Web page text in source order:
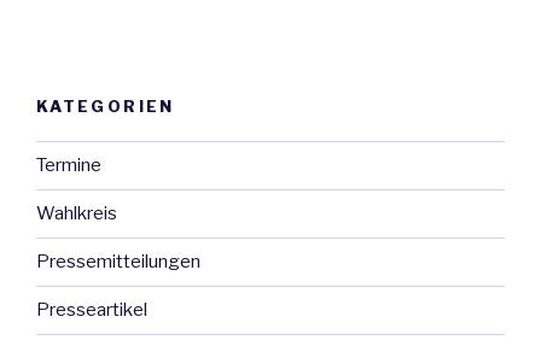
KATEGORIEN
Termine
Wahlkreis
Pressemitteilungen
Presseartikel